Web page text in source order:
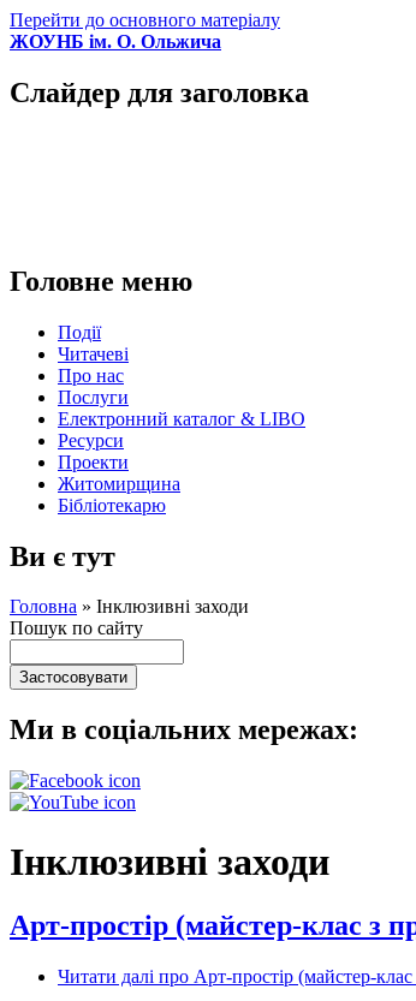
Перейти до основного матеріалу
ЖОУНБ ім. О. Ольжича
Слайдер для заголовка
Головне меню
Події
Читачеві
Про нас
Послуги
Електронний каталог & LIBO
Ресурси
Проекти
Житомирщина
Бібліотекарю
Ви є тут
Головна » Інклюзивні заходи
Пошук по сайту
Ми в соціальних мережах:
Інклюзивні заходи
Арт-простір (майстер-клас з
Читати далі про Арт-простір (майстер-